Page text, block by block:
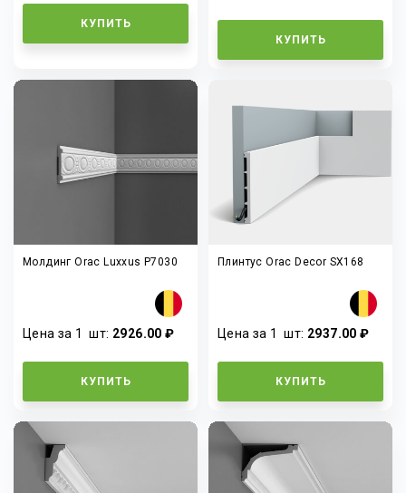
КУПИТЬ
КУПИТЬ
Молдинг Orac Luxxus P7030
Цена за 1шт: 2926.00 ₽
КУПИТЬ
Плинтус Orac Decor SX168
Цена за 1шт: 2937.00 ₽
КУПИТЬ